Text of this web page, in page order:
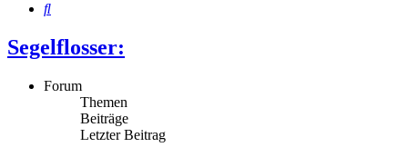
Suche
Segelflosser:
Forum
Themen
Beiträge
Letzter Beitrag